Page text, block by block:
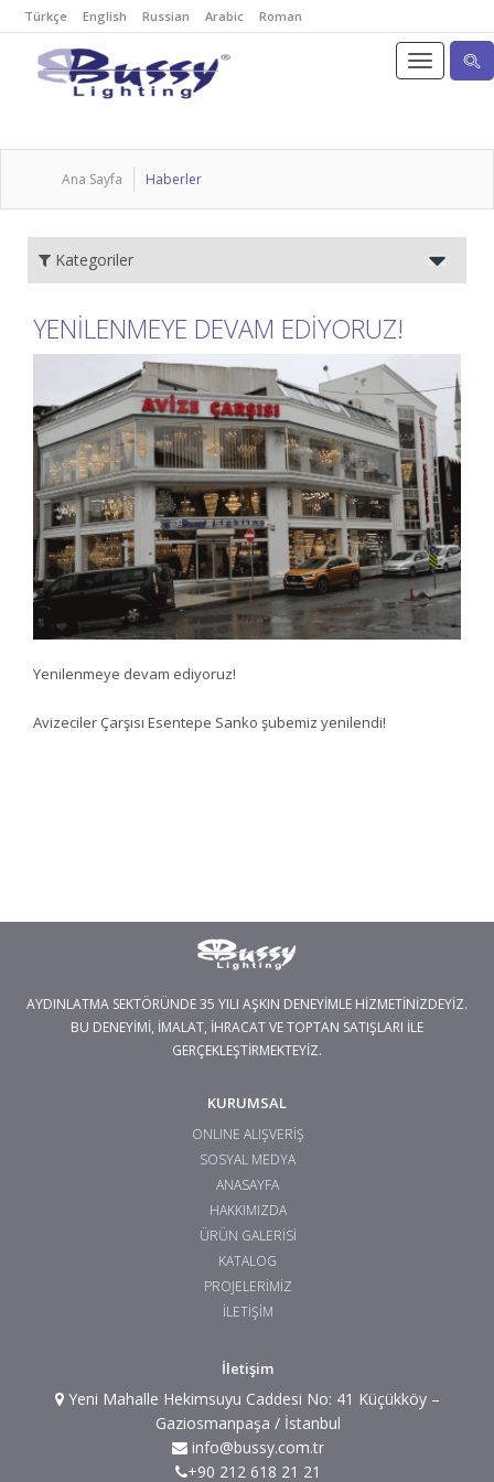
Türkçe English Russian Arabic Roman
Ana Sayfa Haberler
Kategoriler
YENİLENMEYE DEVAM EDİYORUZ!
Yenilenmeye devam ediyoruz!
Avizeciler Çarşısı Esentepe Sanko şubemiz yenilendi!
AYDINLATMA SEKTÖRÜNDE 35 YILI AŞKIN DENEYİMLE HİZMETİNİZDEYİZ.
BU DENEYİMİ, İMALAT, İHRACAT VE TOPTAN SATIŞLARI İLE
GERÇEKLEŞTİRMEKTEYİZ.
KURUMSAL
ONLINE ALIŞVERİŞ
SOSYAL MEDYA
ANASAYFA
HAKKIMIZDA
ÜRÜN GALERİSİ
KATALOG
PROJELERİMİZ
İLETİŞİM
İletişim
Yeni Mahalle Hekimsuyu Caddesi No: 41 Küçükköy –
Gaziosmanpaşa / İstanbul
info@bussy.com.tr
+90 212 618 21 21